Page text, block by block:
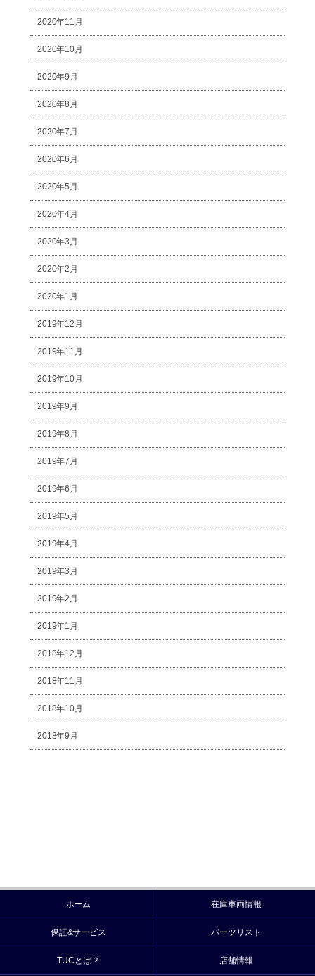
2020年11月
2020年10月
2020年9月
2020年8月
2020年7月
2020年6月
2020年5月
2020年4月
2020年3月
2020年2月
2020年1月
2019年12月
2019年11月
2019年10月
2019年9月
2019年8月
2019年7月
2019年6月
2019年5月
2019年4月
2019年3月
2019年2月
2019年1月
2018年12月
2018年11月
2018年10月
2018年9月
ホーム 在庫車両情報
保証&サービス パーツリスト
TUCとは？ 店舗情報